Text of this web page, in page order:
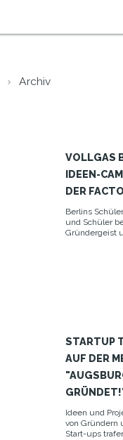
Archiv
VOLLGAS
IDEEN-
DER
Berlins
und Schüler
Gründergeist
STARTUP
AUF DER
Ideen und
von Gründern
Start-ups